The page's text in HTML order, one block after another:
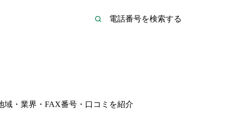
域・業界・FAX番号・口コミを紹介